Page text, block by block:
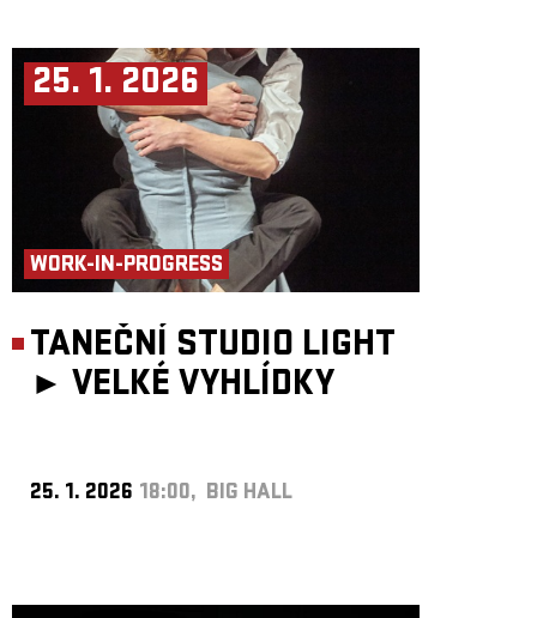
25. 1. 2026
WORK-IN-PROGRESS
TANEČNÍ STUDIO LIGHT
► VELKÉ VYHLÍDKY
25. 1. 2026 18:00, BIG HALL